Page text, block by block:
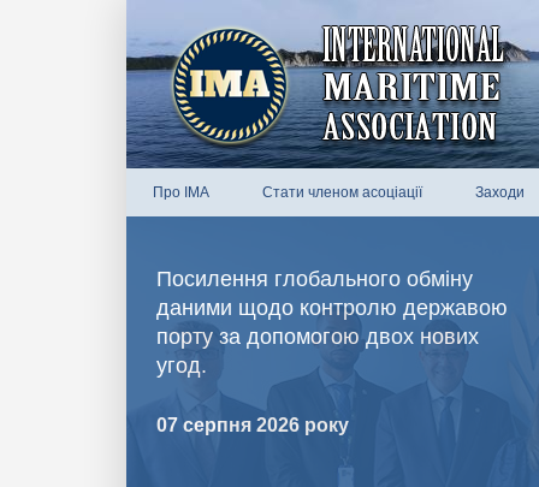
Про IMA Стати членом асоціації Заходи
Посилення глобального обміну
даними щодо контролю державою
порту за допомогою двох нових
угод.
07 серпня 2026 року